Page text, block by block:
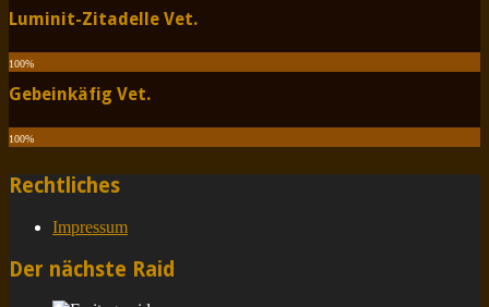
Luminit-Zitadelle Vet.
100%
Gebeinkäfig Vet.
100%
Rechtliches
Impressum
Der nächste Raid